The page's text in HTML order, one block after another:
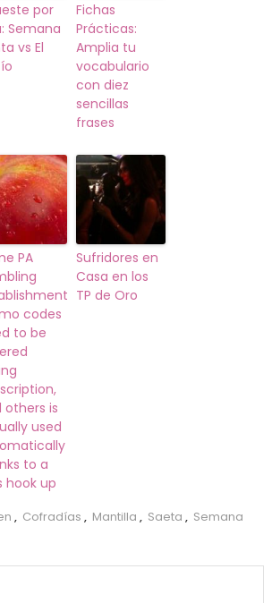
por
Semana
vs El
Fichas
Prácticas:
Amplia tu
vocabulario
con diez
sencillas
frases
PA
codes
to be
others is
used
to a
hook up
Sufridores en
Casa en los
TP de Oro
, Cofradías , Mantilla , Saeta , Semana